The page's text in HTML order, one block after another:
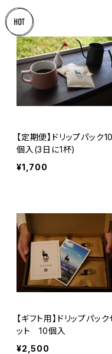
【定期便】ドリップパック10
個入(3日に1杯)
¥1,700
【ギフト用】ドリップパック
ット 10個入
¥2,500